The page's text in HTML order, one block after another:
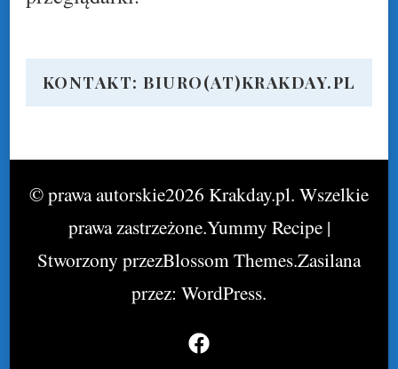
KONTAKT: BIURO(AT)KRAKDAY.PL
© prawa autorskie2026 Krakday.pl. Wszelkie
prawa zastrzeżone.Yummy Recipe |
Stworzony przezBlossom Themes.Zasilana
przez: WordPress.